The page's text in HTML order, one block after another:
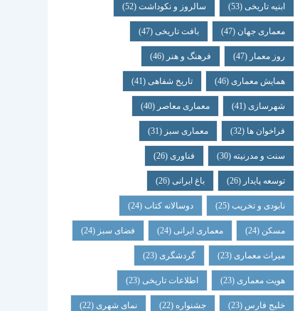
ابنیه تاریخی(53) سالروز و نکوداشت(52)
معماری جهان (47) بافت تاریخی(47)
روز معمار (47) فرهنگ و هنر (46)
همایش معماری(46) تاریخ شفاهی(41)
شهرسازی(41) معماری معاصر (40)
فراخوان ها (32) معماری سبز (31)
سنت و مدرنیته (30) فناوری(26)
توسعه پایدار (26) باغ ایرانی(26)
نابودی و تخریب(25) دوسالانه کتاب(24)
مسکن (24) معماری ایرانی(24) فضای سبز (24)
میراث معماری(23) گردشگری(23)
هویت معماری(23) اطلاعات تاریخی(23)
خلیج فارس (23) جشنواره (22) نمای شهری(22)